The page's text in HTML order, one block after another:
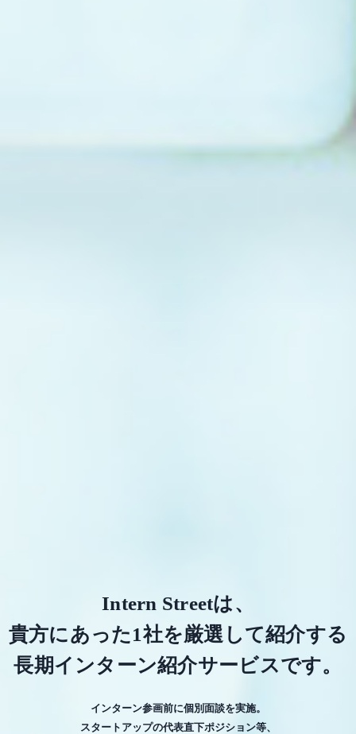
Intern Streetは、
貴方にあった1社を厳選して紹介する
長期インターン紹介サービスです。
インターン参画前に個別面談を実施。
スタートアップの代表直下ポジション等、